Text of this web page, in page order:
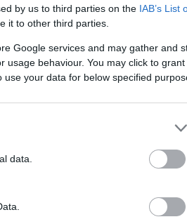
by us to third parties on the IAB’s List
it to other third parties.
Google services and may gather and
usage behaviour. You may click to
your data for below specified
data.